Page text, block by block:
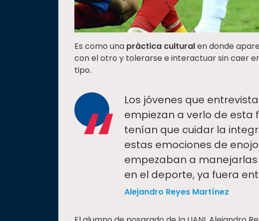
Es como una práctica culturalen donde
con el otro y tolerarse e interactuar sin caer
tipo.
“
Los jóvenes que
empiezan a verlo de esta
tenían que cuidar la
estas emociones de
empezaban a
en el deporte, ya fuera
Alejandro Reyes Martínez